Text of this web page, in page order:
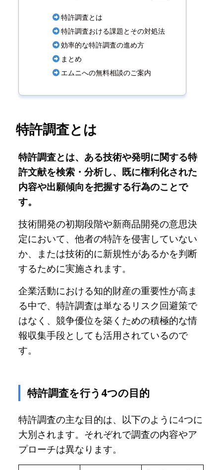
特許調査とは
特許調査おける課題とその対処法
効率的な特許調査の進め方
まとめ
エムニへの無料相談のご案内
特許調査とは
特許調査とは、ある技術や発明に関する特
許文献を検索・分析し、既に権利化された
内容や出願傾向を把握する行為のことで
す。
技術開発の初期段階や新商品開発の意思決
定において、他者の特許を侵害していない
か、または技術的に新規性があるかを判断
するために実施されます。
企業活動における知的財産の重要性が高ま
る中で、特許調査は単なるリスク回避策で
はなく、競争優位を築くための積極的な情
報収集手段としても活用されているので
す。
特許調査を行う4つの目的
特許調査の主な目的は、以下のように4つに
大別されます。それぞれで調査の内容やア
プローチは異なります。